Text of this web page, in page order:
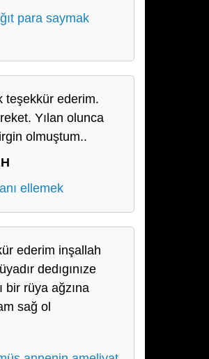
para saymak
teşekkür ederim.
Yılan olunca
olmuştum..
ellemek
ederim inşallah
dedıgınıze
bir rüya ağzına
sağ ol